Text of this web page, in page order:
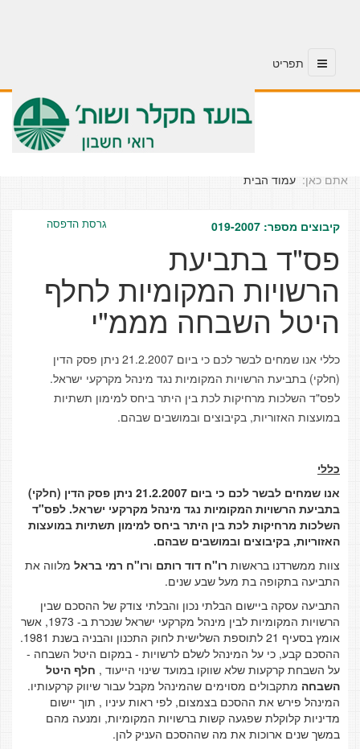
אתם כאן: עמוד הבית
גרסת הדפסה קיבוצים מספר: 019-2007
פס"ד בתביעת
הרשויות המקומיות לחלף
היטל השבחה מממ"י
כללי אנו שמחים לבשר לכם כי ביום 21.2.2007 ניתן פסק הדין
(חלקי) בתביעת הרשויות המקומיות נגד מינהל מקרקעי ישראל.
לפס"ד השלכות מרחיקות לכת בין היתר ביחס למימון תשתיות
במועצות האזוריות, בקיבוצים ובמושבים שבהם.
כללי
אנו שמחים לבשר לכם כי ביום 21.2.2007 ניתן פסק הדין (חלקי)
בתביעת הרשויות המקומיות נגד מינהל מקרקעי ישראל. לפס"ד
השלכות מרחיקות לכת בין היתר ביחס למימון תשתיות במועצות
האזוריות, בקיבוצים ובמושבים שבהם.
צוות ממשרדנו בראשות רו"ח דוד רותם ורו"ח רמי בראל מלווה את
התביעה בתקופה בת מעל שבע שנים.
התביעה עסקה ביישום הבלתי נכון והבלתי צודק של ההסכם שבין
הרשויות המקומיות לבין מינהל מקרקעי ישראל שנכרת ב- 1973, אשר
אומץ בסעיף 21 לתוספת השלישית לחוק התכנון והבניה בשנת 1981.
ההסכם קבע, כי על המינהל לשלם לרשויות - במקום היטל השבחה -
על השבחת קרקעות שלא שווקו במועד שינוי הייעוד , חלף היטל
השבחה מתקבולים מסוימים שהמינהל מקבל עבור שיווק קרקעותיו.
המינהל פירש את ההסכם בצמצום, לפי ראות עיניו , תוך יישום
מדיניות קלוקלת שפגעה קשות ברשויות המקומיות, ומנעה מהם
במשך שנים ארוכות את מה שההסכם העניק להן.